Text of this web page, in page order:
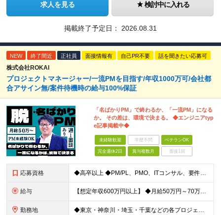
求人を見る 検討中に入れる
掲載終了予定日： 2026.08.31
NEW 終了間近 正社員 面接情報有 自己PR不要 話を聞きたい応募可
株式会社ROKAI
プロジェクトマネージャー/一流PMを目指す/年収1000万可/会社都
合アサイン無/案件待機時の給与100%保証
「名ばかりPM」で終わるか、「一流PM」になる
か。 その差は、環境で決まる。 ◆エンジニアtyp
e記事掲載中◆
未経験歓迎 学歴不問 ベテランOK
完全週休2日 賞与複数月 面接1回
応募資格 ◆高卒以上 ◆PM/PL、PMO、ITコンサル、要件定義、顧客折衝いずれかの経験をお持ちの方 ～こんな方に向いています～ ・代表とフラットにキャリアや給与の相談をしたい ・火消しや目先の調整だけで
給与 【想定年収600万円以上】 ◆月給50万円～70万円＋賞与年2回 ※経験・年齢・能力を考慮の上、当社規定により優遇いたします ※試用期間1ヶ月あり、待遇等に差異なし ※残業代別途全額支給 〈スキル別
勤務地 ◆東京・神奈川・埼玉・千葉などの各プロジェクト先 ※希望勤務地を考慮します。 ※お客様先の9割は、東京23区内です。 ※転居を伴う転勤はありません。 ※フルリモートの場合は原則客先常駐となります。